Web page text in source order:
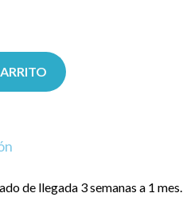
de llegada 3 semanas a 1 mes.